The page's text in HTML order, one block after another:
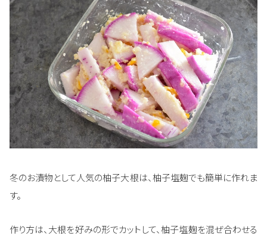
冬のお漬物として人気の柚子大根は、柚子塩麹でも簡単に作れま
す。
作り方は、大根を好みの形でカットして、柚子塩麹を混ぜ合わせる